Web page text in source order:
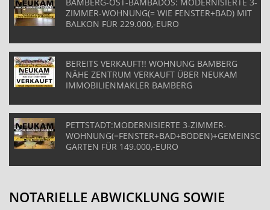
ZIMMER-WOHNUNG(= WIE FENSTER+BAD) MIT
BALKON FÜR 229.000,-EURO
BEREITS VERKAUFT!! WOHNUNG BAMBERG
NÄHE ZENTRUM VERKAUFT ÜBER NEUKAM
IMMOBILIENMAKLER BAMBERG
PETTSTADT:MODERNISIERTE 3-ZIMMER-
GARTEN FÜR 149.000,-EURO
NOTARIELLE ABWICKLUNG SOWIE